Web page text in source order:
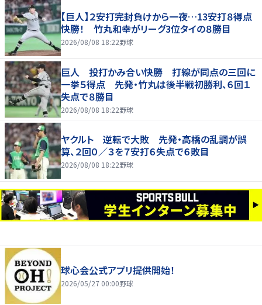
【巨人】２安打完封負けから一夜…13安打８得点
快勝！ 竹丸和幸がリーグ3位タイの８勝目
2026/08/08 18:22野球
巨人 投打かみ合い快勝 打線が同点の三回に
一挙５得点 先発・竹丸は後半戦初勝利、６回１
失点で８勝目
2026/08/08 18:22野球
ヤクルト 逆転で大敗 先発・高橋の乱調が誤
算、２回０／３を７安打６失点で６敗目
2026/08/08 18:22野球
球心会公式アプリ提供開始！
2026/05/27 00:00野球